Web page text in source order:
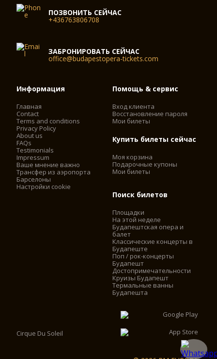
ПОЗВОНИТЬ СЕЙЧАС
+436763806708
ЗАБРОНИРОВАТЬ СЕЙЧАС
office@budapestopera-tickets.com
Информация
Главная
Contact
Terms and conditions
Privacy Policy
About us
FAQs
Testimonials
Impressum
Ваше мнение важно
Трансфер из аэропорта
Барселоны
Настройки cookie
Помощь & сервис
Вход клиента
Восстановление пароля
Мои билеты
Купить билеты сейчас
Моя корзина
Подарочные купоны
Мои билеты
Поиск билетов
Площадки
На этой неделе
Будапештская опера и
балет
Классические концерты в
Будапеште
Поп / рок-концерты
Будапешт
Достопримечательности
Круизы Будапешт
Термальные ванны
Будапешта
Cirque Du Soleil